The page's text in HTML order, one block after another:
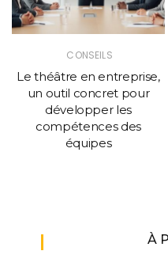
CONSEILS
Le théâtre en entreprise,
un outil concret pour
développer les
compétences des
équipes
À